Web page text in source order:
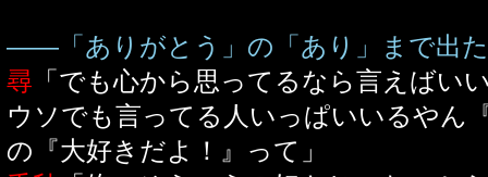
――「ありがとう」の「あり」まで出
尋 「でも心から思ってるなら言えば
ウソでも言ってる人いっぱいいるやん
の『大好きだよ！』って」